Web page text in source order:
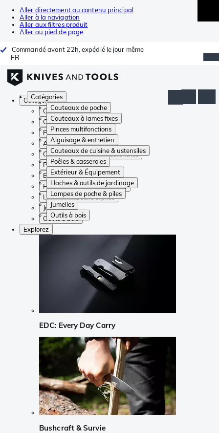
Aller directement au contenu principal
Aller à la navigation
Aller aux filtres produit
Aller au pied de page
Commandé avant 22h, expédié le jour même
FR
Catégories
Couteaux de poche
Couteaux à lames fixes
Pinces multifonctions
Aiguisage & entretien
Couteaux de cuisine & ustensiles
Poêles & casseroles
Extérieur & Équipement
Haches & outils de jardinage
Lampes de poche & piles
Jumelles
Outils à bois
Catégories
Couteaux de poche
Couteaux à lames fixes
Pinces multifonctions
Aiguisage & entretien
Couteaux de cuisine & ustensiles
Poêles & casseroles
Extérieur & Équipement
Haches & outils de jardinage
Lampes de poche & piles
Jumelles
Outils à bois
Explorez
EDC: Every Day Carry
Bushcraft & Survie